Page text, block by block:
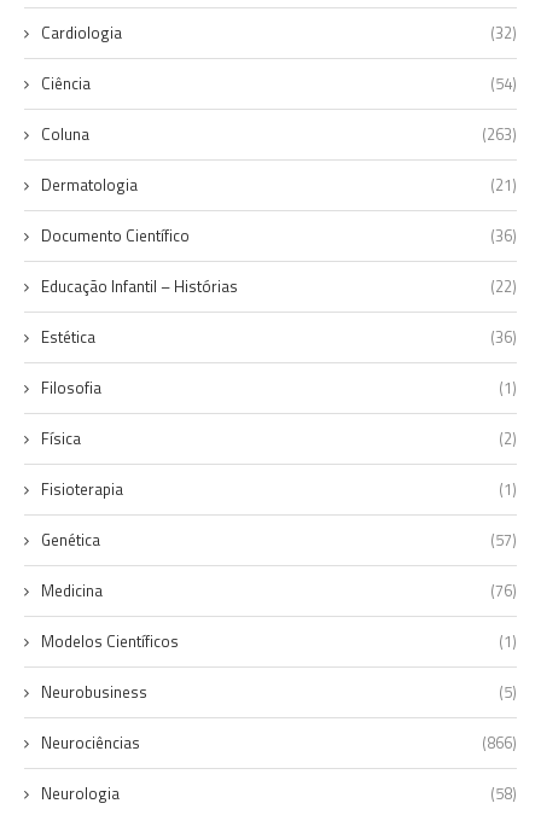
Cardiologia (32)
Ciência (54)
Coluna (263)
Dermatologia (21)
Documento Científico (36)
Educação Infantil – Histórias (22)
Estética (36)
Filosofia (1)
Física (2)
Fisioterapia (1)
Genética (57)
Medicina (76)
Modelos Científicos (1)
Neurobusiness (5)
Neurociências (866)
Neurologia (58)